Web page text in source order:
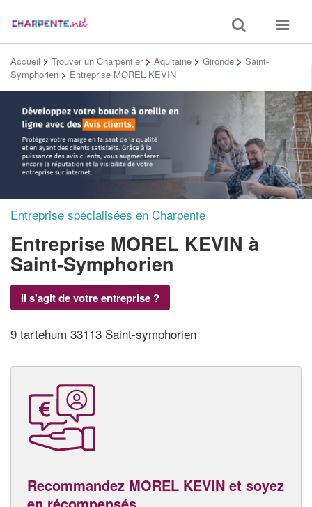
Toggle
search
Toggle
Accueil > Trouver un Charpentier > Aquitaine > Gironde > Saint-
Symphorien > Entreprise MOREL KEVIN
Entreprise spécialisées en Charpente
Entreprise MOREL KEVIN à
Saint-Symphorien
Il s'agit de votre entreprise ?
9 tartehum 33113 Saint-symphorien
Recommandez MOREL KEVIN et soyez
en récompensés